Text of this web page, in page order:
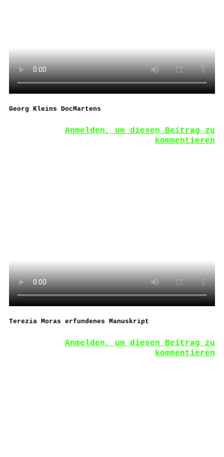
Georg Kleins DocMartens
Anmelden, um diesen Beitrag zu
kommentieren
Terezia Moras erfundenes Manuskript
Anmelden, um diesen Beitrag zu
kommentieren